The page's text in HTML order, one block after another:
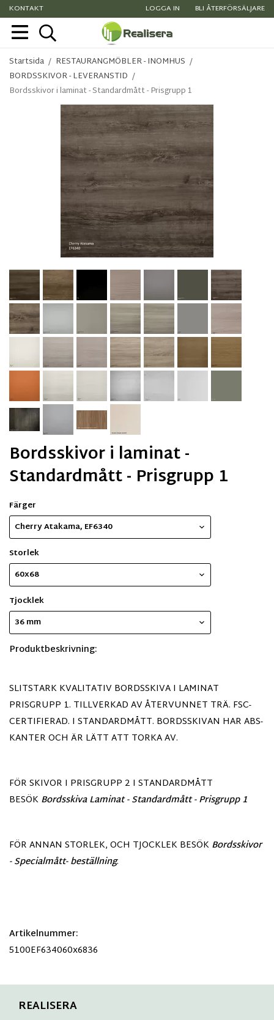
KONTAKT LOGGA IN BLI ÅTERFÖRSÄLJARE
Startsida / RESTAURANGMÖBLER - INOMHUS /
BORDSSKIVOR - LEVERANSTID /
Bordsskivor i laminat - Standardmått - Prisgrupp 1
Bordsskivor i laminat -
Standardmått - Prisgrupp 1
Färger
Cherry Atakama, EF6340
Storlek
60x68
Tjocklek
36 mm
Produktbeskrivning:
SLITSTARK KVALITATIV BORDSSKIVA I LAMINAT
PRISGRUPP 1. TILLVERKAD AV ÅTERVUNNET TRÄ. FSC-
CERTIFIERAD. I STANDARDMÅTT. BORDSSKIVAN HAR ABS-
KANTER OCH ÄR LÄTT ATT TORKA AV.
FÖR SKIVOR I PRISGRUPP 2 I STANDARDMÅTT
BESÖKBordsskiva Laminat - Standardmått - Prisgrupp 1
FÖR ANNAN STORLEK, OCH TJOCKLEK BESÖKBordsskivor
- Specialmått- beställning.
Artikelnummer:
5100EF634060x6836
REALISERA